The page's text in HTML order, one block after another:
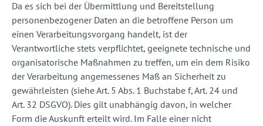
Da es sich bei der Übermittlung und Bereitstellung
personenbezogener Daten an die betroffene Person um
einen Verarbeitungsvorgang handelt, ist der
Verantwortliche stets verpflichtet, geeignete technische und
organisatorische Maßnahmen zu treffen, um ein dem Risiko
der Verarbeitung angemessenes Maß an Sicherheit zu
gewährleisten (siehe Art. 5 Abs. 1 Buchstabe f, Art. 24 und
Art. 32 DSGVO). Dies gilt unabhängig davon, in welcher
Form die Auskunft erteilt wird. Im Falle einer nicht